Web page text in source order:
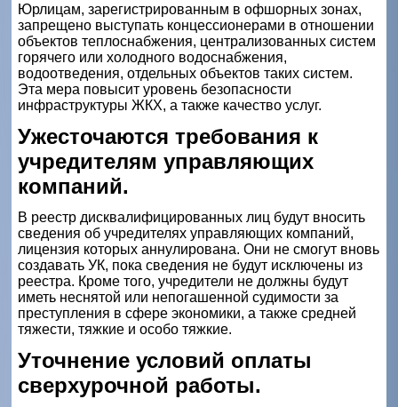
Юрлицам, зарегистрированным в офшорных зонах,
запрещено выступать концессионерами в отношении
объектов теплоснабжения, централизованных систем
горячего или холодного водоснабжения,
водоотведения, отдельных объектов таких систем.
Эта мера повысит уровень безопасности
инфраструктуры ЖКХ, а также качество услуг.
Ужесточаются требования к
учредителям управляющих
компаний.
В реестр дисквалифицированных лиц будут вносить
сведения об учредителях управляющих компаний,
лицензия которых аннулирована. Они не смогут вновь
создавать УК, пока сведения не будут исключены из
реестра. Кроме того, учредители не должны будут
иметь неснятой или непогашенной судимости за
преступления в сфере экономики, а также средней
тяжести, тяжкие и особо тяжкие.
Уточнение условий оплаты
сверхурочной работы.